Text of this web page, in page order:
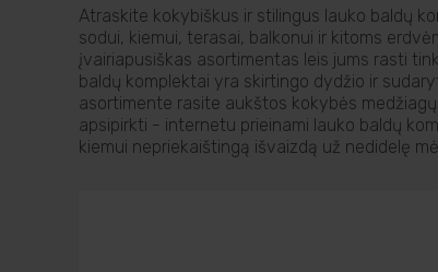
Atraskite kokybiškus ir stilingus lauko baldų
sodui, kiemui, terasai, balkonui ir kitoms
įvairiapusiškas asortimentas leis jums rasti
baldų komplektai yra skirtingo dydžio ir
asortimente rasite aukštos kokybės
apsipirkti - internetu prieinami lauko baldų
kiemui nepriekaištingą išvaizdą už nedidelę